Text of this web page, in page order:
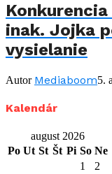
inak. Jojka
vysielanie
Autor Mediaboom5.
Kalendár
august 2026
Po Ut St Št Pi So Ne
1
2